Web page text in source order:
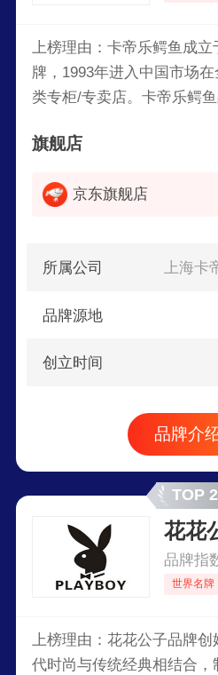
上榜理由：卡帝乐鳄鱼成立
牌，1993年进入中国市场
类专柜/专卖店。卡帝乐鳄
成功品牌，逐渐成为世界时
旗舰店
京东旗舰店
所属公司 上海卡
品牌源地
创立时间
品牌介
TOP 2
花花
品牌指
世界名牌
上榜理由：花花公子品牌
代时尚与传统经典相结合